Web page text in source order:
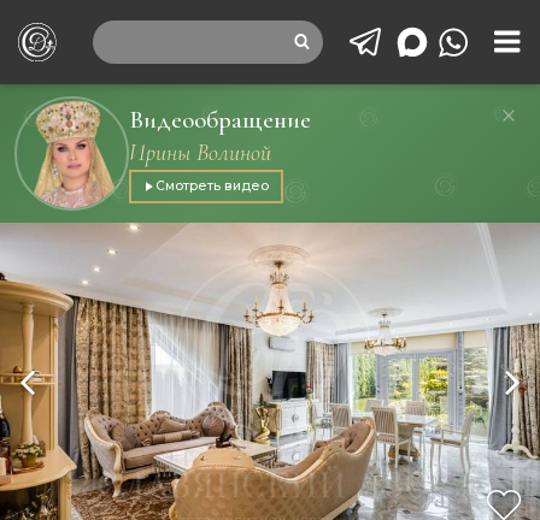
Видеообращение
Ирины Волиной
Смотреть видео